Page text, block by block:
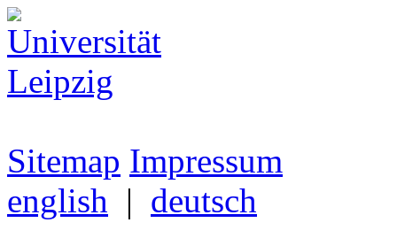
Sitemap Impressum
english | deutsch